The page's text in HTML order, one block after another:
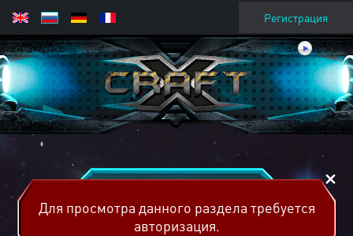
Регистрация
Для просмотра данного раздела требуется
авторизация.